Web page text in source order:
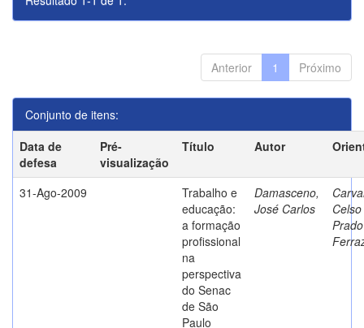
Anterior 1 Próximo
Conjunto de itens:
Data de
defesa
Pré-
visualização
Título Autor
31-Ago-2009
Trabalho e
educação:
a formação
profissional
na
perspectiva
do Senac
de São
Paulo
Damasceno,
José Carlos
Prado